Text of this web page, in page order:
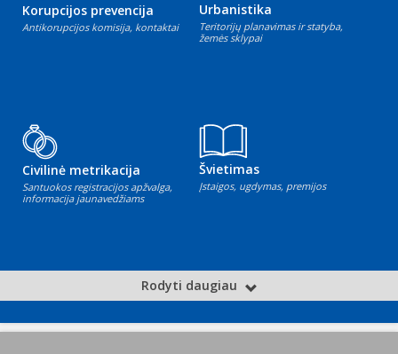
Korupcijos prevencija
Antikorupcijos komisija, kontaktai
Urbanistika
Teritorijų planavimas ir statyba,
žemės sklypai
Civilinė metrikacija
Santuokos registracijos apžvalga,
informacija jaunavedžiams
Švietimas
Įstaigos, ugdymas, premijos
Rodyti daugiau